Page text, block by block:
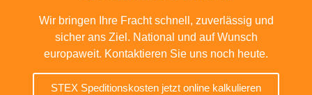
Wir bringen Ihre Fracht schnell, zuverlässig und
sicher ans Ziel. National und auf Wunsch
europaweit. Kontaktieren Sie uns noch heute.
STEX Speditionskosten jetzt online kalkulieren